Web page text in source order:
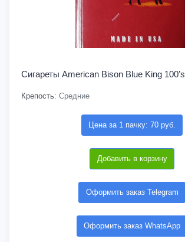
Сигареты American Bison Blue King 100’s
Крепость: Средние
Цена за 1 пачку: 70 руб.
Добавить в корзину
Оформить заказ Telegram
Оформить заказ WhatsApp